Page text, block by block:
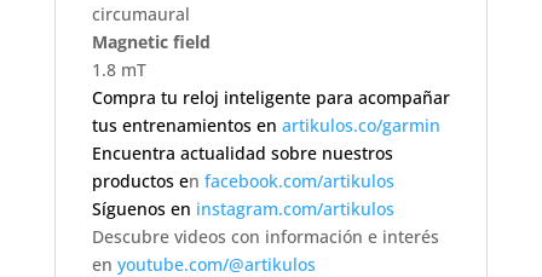
circumaural
Magnetic field
1.8 mT
Compra tu reloj inteligente para acompañar
tus entrenamientos en artikulos.co/garmin
Encuentra actualidad sobre nuestros
productos en facebook.com/artikulos
Síguenos en instagram.com/artikulos
Descubre videos con información e interés
en youtube.com/@artikulos